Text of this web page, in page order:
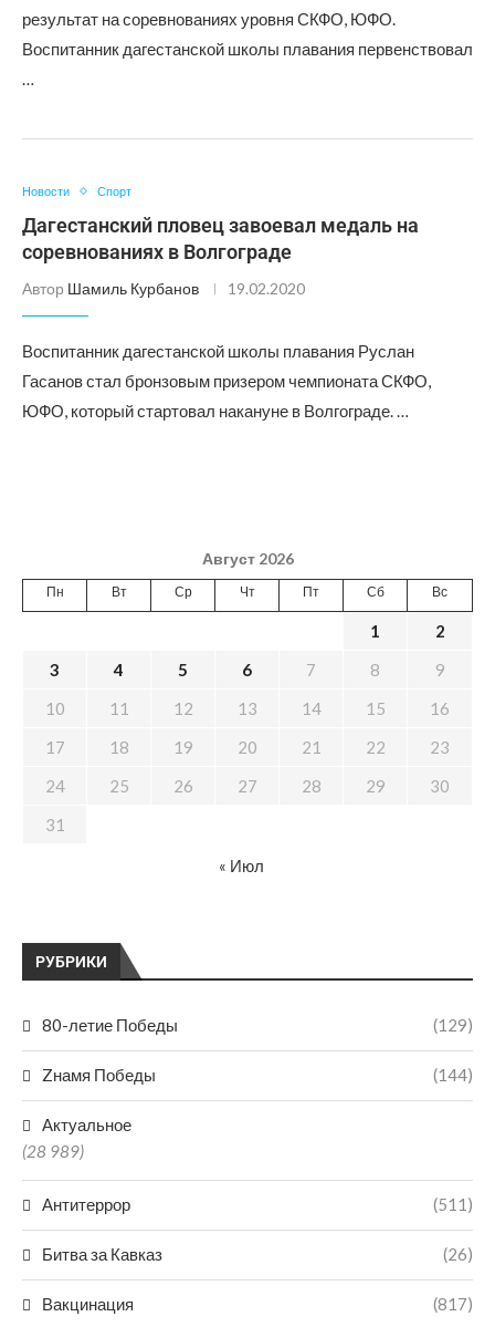
результат на соревнованиях уровня СКФО, ЮФО.
Воспитанник дагестанской школы плавания первенствовал
…
Новости Спорт
Дагестанский пловец завоевал медаль на
соревнованиях в Волгограде
Автор Шамиль Курбанов 19.02.2020
Воспитанник дагестанской школы плавания Руслан
Гасанов стал бронзовым призером чемпионата СКФО,
ЮФО, который стартовал накануне в Волгограде. …
РУБРИКИ
80-летие Победы (129)
Zнамя Победы (144)
Актуальное
(28 989)
Антитеррор (511)
Битва за Кавказ (26)
Вакцинация (817)
Август 2026
Пн Вт Ср Чт Пт Сб Вс
1
2
3
4 5 6 7 8
9
10
11 12 13 14 15
16
17
18 19 20 21 22
23
24
25 26 27 28 29
30
31
« Июл